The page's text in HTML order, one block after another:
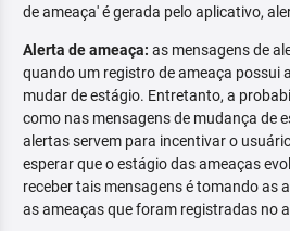
de ameaça' é gerada pelo aplicativo,
Alerta de ameaça: as mensagens de
quando um registro de ameaça possui
mudar de estágio. Entretanto, a
como nas mensagens de mudança de
alertas servem para incentivar o
esperar que o estágio das ameaças
receber tais mensagens é tomando as
as ameaças que foram registradas no